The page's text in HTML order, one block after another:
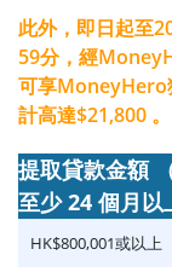
此外，即日起至
59分，經
可享MoneyHero
計高達$21,800 。
提取貸款金額
至少 24 個月以
HK$800,001或以上